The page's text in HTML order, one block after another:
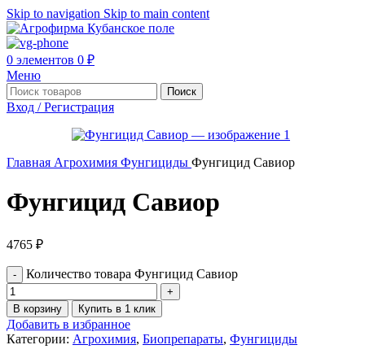
Skip to navigation Skip to main content
0 элементов 0 ₽
Меню
Поиск
Вход / Регистрация
Главная Агрохимия Фунгициды Фунгицид Савиор
Фунгицид Савиор
4765 ₽
Количество товара Фунгицид Савиор
В корзину Купить в 1 клик
Добавить в избранное
Категории: Агрохимия, Биопрепараты, Фунгициды